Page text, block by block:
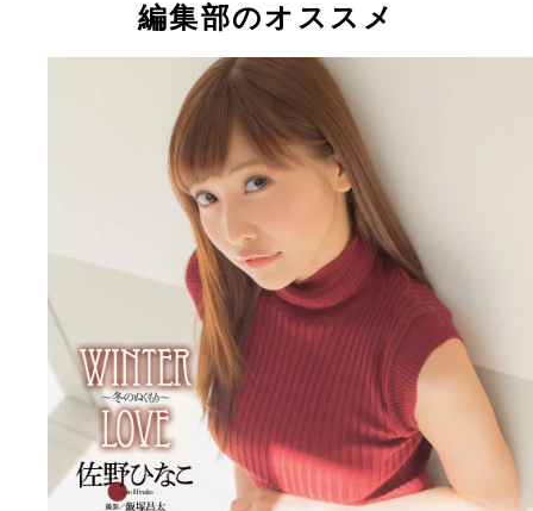
編集部のオススメ